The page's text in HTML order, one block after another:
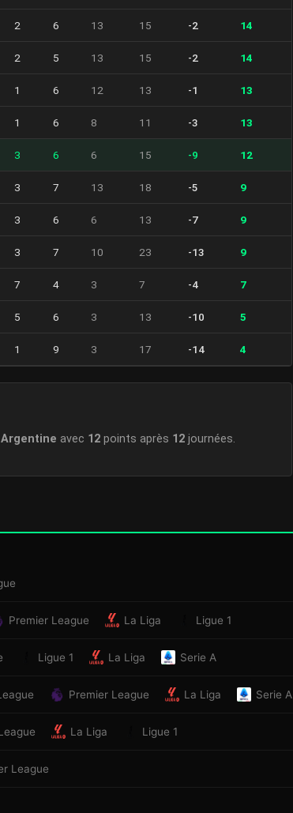
2 6 13 15 -2 14
2 5 13 15 -2 14
1 6 12 13 -1 13
1 6 8 11 -3 13
3 6 6 15 -9 12
3 7 13 18 -5 9
3 6 6 13 -7 9
3 7 10 23 -13 9
7 4 3 7 -4 7
5 6 3 13 -10 5
1 9 3 17 -14 4
Argentine avec 12 points après 12 journées.
Premier League La Liga Ligue 1
Ligue 1 La Liga Serie A
Premier League La Liga Serie A
La Liga Ligue 1
League